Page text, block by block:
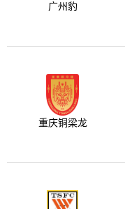
广州豹
重庆铜梁龙